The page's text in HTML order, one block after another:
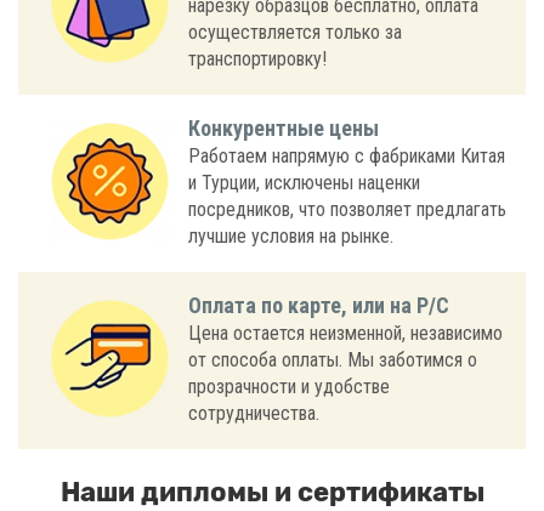
нарезку образцов бесплатно, оплата
осуществляется только за
транспортировку!
Конкурентные цены
Работаем напрямую с фабриками Китая
и Турции, исключены наценки
посредников, что позволяет предлагать
лучшие условия на рынке.
Оплата по карте, или на Р/С
Цена остается неизменной, независимо
от способа оплаты. Мы заботимся о
прозрачности и удобстве
сотрудничества.
Наши дипломы и сертификаты